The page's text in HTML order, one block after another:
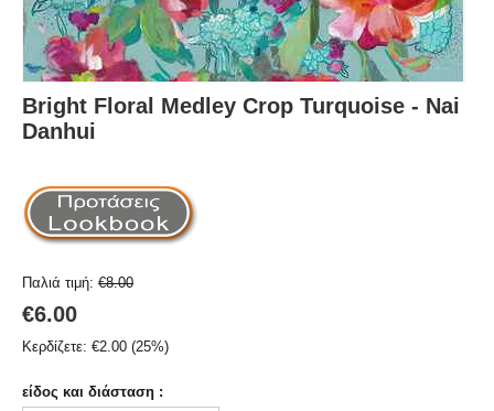
Bright Floral Medley Crop Turquoise - Nai
Danhui
Παλιά τιμή: €8.00
€6.00
Κερδίζετε: €2.00 (25%)
είδος και διάσταση :